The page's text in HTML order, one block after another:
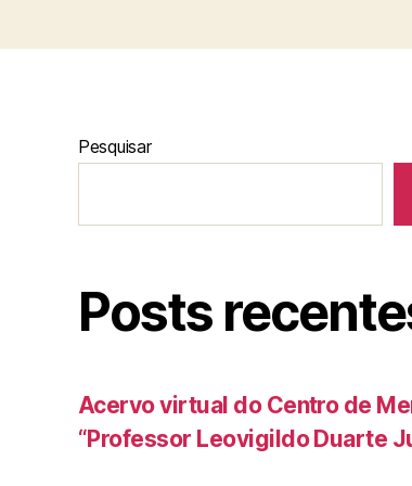
Pesquisar
Posts
Acervo virtual do Centro de
“Professor Leovigildo Duarte